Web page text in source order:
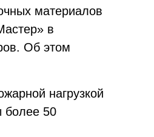
материалов
в
Об этом
нагрузкой
более 50